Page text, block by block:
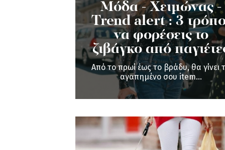
Μόδα - Χειμώνας -
Trend alert : 3
να φορέσεις το
ζιβάγκο από
Από το πρωί έως το βράδυ, θα γίνει
αγαπημένο σου item...